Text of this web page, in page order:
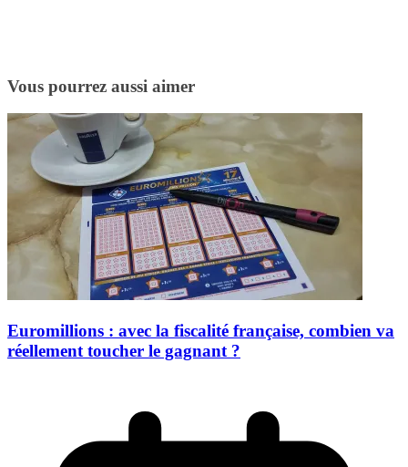
Vous pourrez aussi aimer
Euromillions : avec la fiscalité française, combien va
réellement toucher le gagnant ?